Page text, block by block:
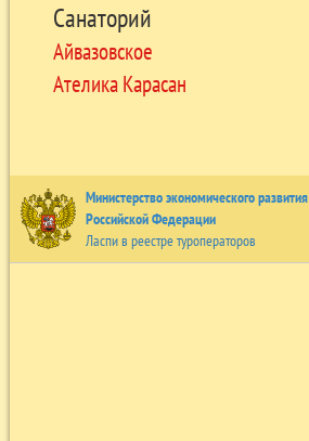
Санаторий
Айвазовское
Ателика Карасан
Министерство экономического развития
Российской Федерации
Ласпи в реестре туроператоров